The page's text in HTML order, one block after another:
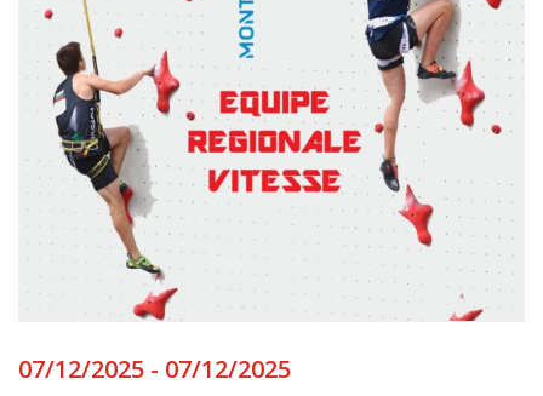
07/12/2025 - 07/12/2025